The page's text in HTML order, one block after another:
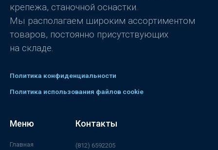
крепежа, станочной оснастки.
Мы располагаем широким ассортиментом
товаров, постоянно присутствующих
на складе.
Политика конфиденциальности
Политика использования файлов cookie
Меню
Главная
Контакты
(812) 6592205